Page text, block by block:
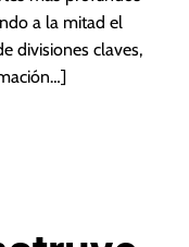
a la mitad el
divisiones claves,